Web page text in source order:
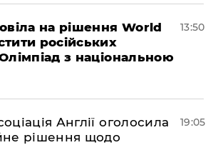
на рішення World
російських
з національною
13:50
Англії оголосила
рішення щодо
19:05